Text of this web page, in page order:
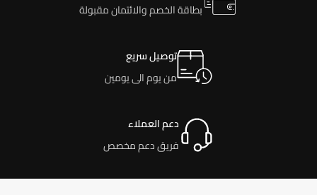
بطاقة الخصم والائتمان مقبولة
توصيل سريع
من يوم الى يومين
دعم العملاء
فريق دعم مخصص